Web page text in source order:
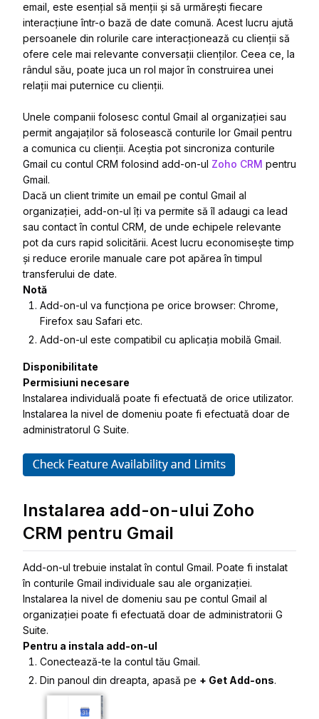
email, este esențial să menții și să urmărești fiecare
interacțiune într-o bază de date comună. Acest lucru ajută
persoanele din rolurile care interacționează cu clienții să
ofere cele mai relevante conversații clienților. Ceea ce, la
rândul său, poate juca un rol major în construirea unei
relații mai puternice cu clienții.
Unele companii folosesc contul Gmail al organizației sau
permit angajaților să folosească conturile lor Gmail pentru
a comunica cu clienții. Aceștia pot sincroniza conturile
Gmail cu contul CRM folosind add-on-ul Zoho CRM pentru
Gmail.
Dacă un client trimite un email pe contul Gmail al
organizației, add-on-ul îți va permite să îl adaugi ca lead
sau contact în contul CRM, de unde echipele relevante
pot da curs rapid solicitării. Acest lucru economisește timp
și reduce erorile manuale care pot apărea în timpul
transferului de date.
Notă
Add-on-ul va funcționa pe orice browser: Chrome,
Firefox sau Safari etc.
Add-on-ul este compatibil cu aplicația mobilă Gmail.
Disponibilitate
Permisiuni necesare
Instalarea individuală poate fi efectuată de orice utilizator.
Instalarea la nivel de domeniu poate fi efectuată doar de
administratorul G Suite.
Instalarea add-on-ului Zoho
CRM pentru Gmail
Add-on-ul trebuie instalat în contul Gmail. Poate fi instalat
în conturile Gmail individuale sau ale organizației.
Instalarea la nivel de domeniu sau pe contul Gmail al
organizației poate fi efectuată doar de administratorii G
Suite.
Pentru a instala add-on-ul
Conectează-te la contul tău Gmail.
Din panoul din dreapta, apasă pe + Get Add-ons.